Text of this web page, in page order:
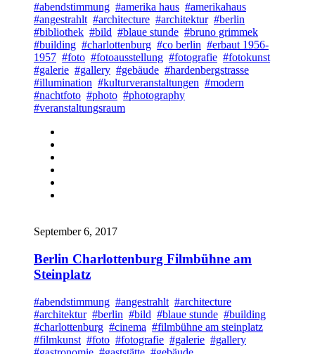
#abendstimmung #amerika haus #amerikahaus
#angestrahlt #architecture #architektur #berlin
#bibliothek #bild #blaue stunde #bruno grimmek
#building #charlottenburg #co berlin #erbaut 1956-
1957 #foto #fotoausstellung #fotografie #fotokunst
#galerie #gallery #gebäude #hardenbergstrasse
#illumination #kulturveranstaltungen #modern
#nachtfoto #photo #photography
#veranstaltungsraum
September 6, 2017
Berlin Charlottenburg Filmbühne am
Steinplatz
#abendstimmung #angestrahlt #architecture
#architektur #berlin #bild #blaue stunde #building
#charlottenburg #cinema #filmbühne am steinplatz
#filmkunst #foto #fotografie #galerie #gallery